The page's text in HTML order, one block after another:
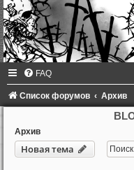
FAQ
Список форумов Архив
Архив
Новая тема